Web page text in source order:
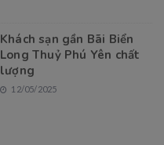
Khách sạn gần Bãi Biển
Long Thuỷ Phú Yên chất
lượng
12/05/2025